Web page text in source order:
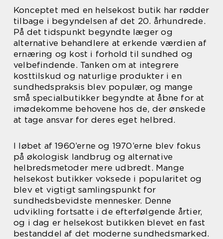
Konceptet med en helsekost butik har rødder
tilbage i begyndelsen af det 20. århundrede.
På det tidspunkt begyndte læger og
alternative behandlere at erkende værdien af
ernæring og kost i forhold til sundhed og
velbefindende. Tanken om at integrere
kosttilskud og naturlige produkter i en
sundhedspraksis blev populær, og mange
små specialbutikker begyndte at åbne for at
imødekomme behovene hos de, der ønskede
at tage ansvar for deres eget helbred.
I løbet af 1960’erne og 1970’erne blev fokus
på økologisk landbrug og alternative
helbredsmetoder mere udbredt. Mange
helsekost butikker voksede i popularitet og
blev et vigtigt samlingspunkt for
sundhedsbevidste mennesker. Denne
udvikling fortsatte i de efterfølgende årtier,
og i dag er helsekost butikken blevet en fast
bestanddel af det moderne sundhedsmarked.